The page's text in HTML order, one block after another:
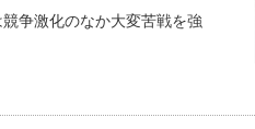
争激化のなか大変苦戦を強